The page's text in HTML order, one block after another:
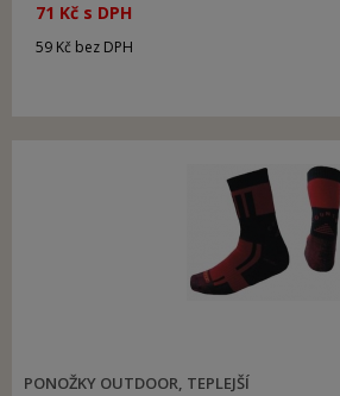
71 Kč s DPH
59 Kč bez DPH
PONOŽKY OUTDOOR, TEPLEJŠÍ